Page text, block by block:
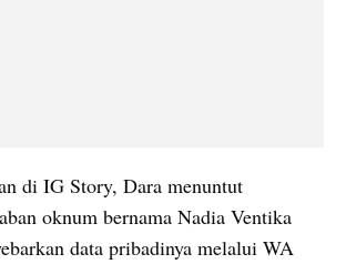
di IG Story, Dara menuntut
oknum bernama Nadia Ventika
data pribadinya melalui WA